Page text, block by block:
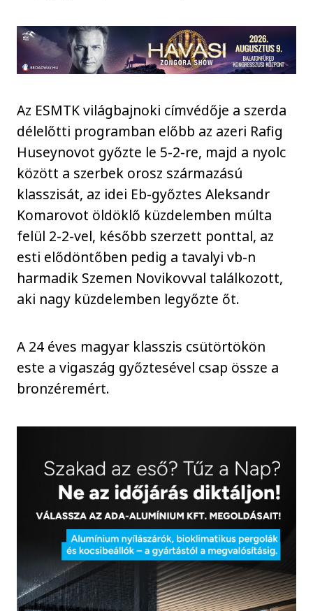
Az ESMTK világbajnoki címvédője a szerda
délelőtti programban előbb az azeri Rafig
Huseynovot győzte le 5-2-re, majd a nyolc
között a szerbek orosz származású
klasszisát, az idei Eb-győztes Aleksandr
Komarovot öldöklő küzdelemben múlta
felül 2-2-vel, később szerzett ponttal, az
esti elődöntőben pedig a tavalyi vb-n
harmadik Szemen Novikovval találkozott,
aki nagy küzdelemben legyőzte őt.
A 24 éves magyar klasszis csütörtökön
este a vigaszág győztesével csap össze a
bronzéremért.